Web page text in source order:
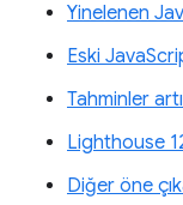
Yinelenen
Eski
Tahminler
Lighthouse
Diğer öne